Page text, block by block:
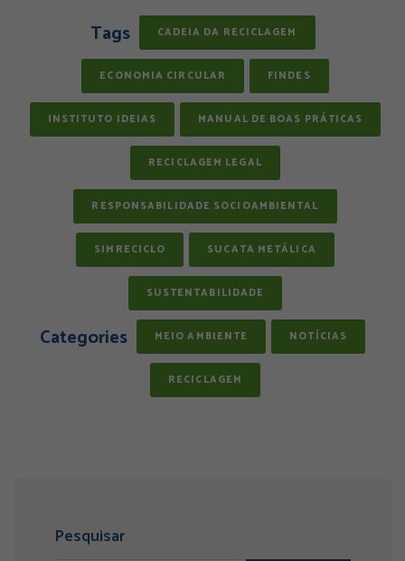
Tags CADEIA DA RECICLAGEM
ECONOMIA CIRCULAR FINDES
INSTITUTO IDEIAS MANUAL DE BOAS PRÁTICAS
RECICLAGEM LEGAL
RESPONSABILIDADE SOCIOAMBIENTAL
SIMRECICLO SUCATA METÁLICA
SUSTENTABILIDADE
Categories MEIO AMBIENTE NOTÍCIAS
RECICLAGEM
Pesquisar